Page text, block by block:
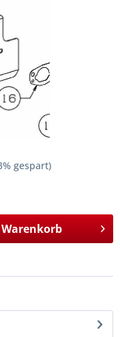
gespart)
Warenkorb